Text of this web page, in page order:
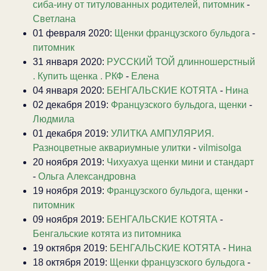
сиба-ину от титулованных родителей, питомник -
Светлана
01 февраля 2020: Щенки французского бульдога -
питомник
31 января 2020: РУССКИЙ ТОЙ длинношерстный
. Купить щенка . РКФ - Елена
04 января 2020: БЕНГАЛЬСКИЕ КОТЯТА - Нина
02 декабря 2019: Французского бульдога, щенки -
Людмила
01 декабря 2019: УЛИТКА АМПУЛЯРИЯ.
Разноцветные аквариумные улитки - vilmisolga
20 ноября 2019: Чихуахуа щенки мини и стандарт
- Ольга Александровна
19 ноября 2019: Французского бульдога, щенки -
питомник
09 ноября 2019: БЕНГАЛЬСКИЕ КОТЯТА -
Бенгальские котята из питомника
19 октября 2019: БЕНГАЛЬСКИЕ КОТЯТА - Нина
18 октября 2019: Щенки французского бульдога -